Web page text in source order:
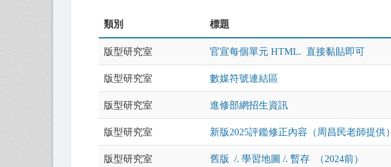
類別 標題
版型研究室 官宣每個單元 HTML. 直接黏貼即可
版型研究室 數媒符號連結區
版型研究室 進修部網招生資訊
版型研究室 新版2025評鑑修正內容（周昌民老師提供）
版型研究室 舊版 /. 學習地圖 /. 暫存 （2024前）